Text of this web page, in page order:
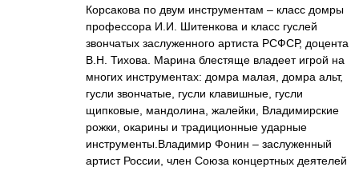
Корсакова по двум инструментам – класс домры
профессора И.И. Шитенкова и класс гуслей
звончатых заслуженного артиста РСФСР, доцента
В.Н. Тихова. Марина блестяще владеет игрой на
многих инструментах: домра малая, домра альт,
гусли звончатые, гусли клавишные, гусли
щипковые, мандолина, жалейки, Владимирские
рожки, окарины и традиционные ударные
инструменты.Владимир Фонин – заслуженный
артист России, член Союза концертных деятелей